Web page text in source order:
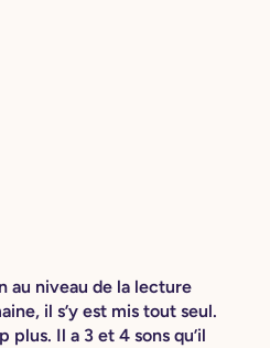
au niveau de la lecture
il s’y est mis tout seul.
Il a 3 et 4 sons qu’il